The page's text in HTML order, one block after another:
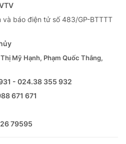
báo điện tử số 483/GP-BTTTT
Mỹ Hạnh, Phạm Quốc Thắng,
- 024.38 355 932
671 671
79595